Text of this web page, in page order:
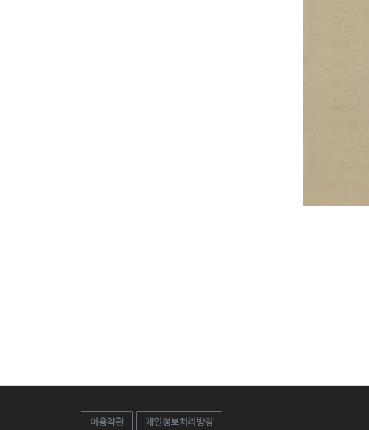
이용약관 개인정보처리방침